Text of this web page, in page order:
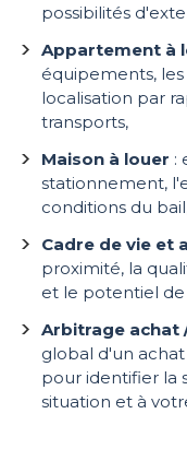
possibilités
Appartement à
équipements, les
localisation par
transports,
Maison à louer :
stationnement,
conditions du
Cadre de vie et
proximité, la
et le potentiel
Arbitrage achat
global d'un
pour identifier la
situation et à